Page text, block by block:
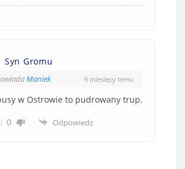
Syn Gromu
Maniek 9 miesięcy temu
w Ostrowie to pudrowany trup.
0 Odpowiedz